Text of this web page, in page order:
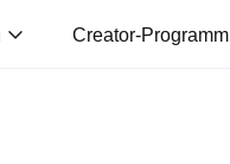
Creator-Programm